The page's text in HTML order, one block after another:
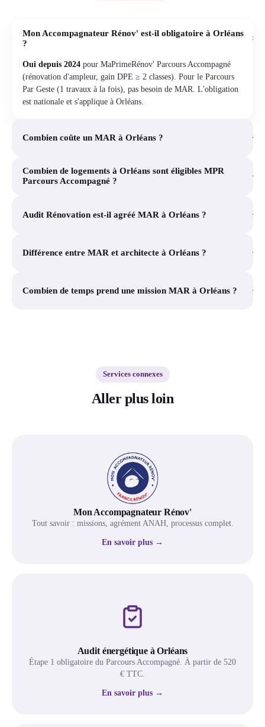
Mon Accompagnateur Rénov' est-il obligatoire à Orléans
?
+
Oui depuis 2024 pour MaPrimeRénov' Parcours Accompagné
(rénovation d'ampleur, gain DPE ≥ 2 classes). Pour le Parcours
Par Geste (1 travaux à la fois), pas besoin de MAR. L'obligation
est nationale et s'applique à Orléans.
Combien coûte un MAR à Orléans ? +
Combien de logements à Orléans sont éligibles MPR
Parcours Accompagné ?
+
Audit Rénovation est-il agréé MAR à Orléans ? +
Différence entre MAR et architecte à Orléans ? +
Combien de temps prend une mission MAR à Orléans ? +
Services connexes
Aller plus loin
Mon Accompagnateur Rénov'
Tout savoir : missions, agrément ANAH, processus complet.
En savoir plus →
Audit énergétique à Orléans
Étape 1 obligatoire du Parcours Accompagné. À partir de 520
€ TTC.
En savoir plus →